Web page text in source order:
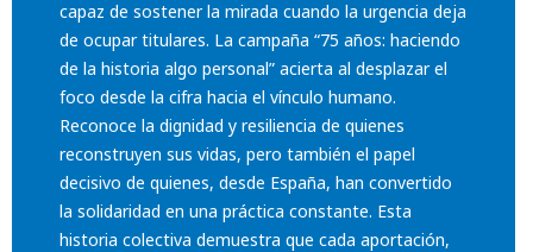
capaz de sostener la mirada cuando la urgencia deja
de ocupar titulares. La campaña “75 años: haciendo
de la historia algo personal” acierta al desplazar el
foco desde la cifra hacia el vínculo humano.
Reconoce la dignidad y resiliencia de quienes
reconstruyen sus vidas, pero también el papel
decisivo de quienes, desde España, han convertido
la solidaridad en una práctica constante. Esta
historia colectiva demuestra que cada aportación,